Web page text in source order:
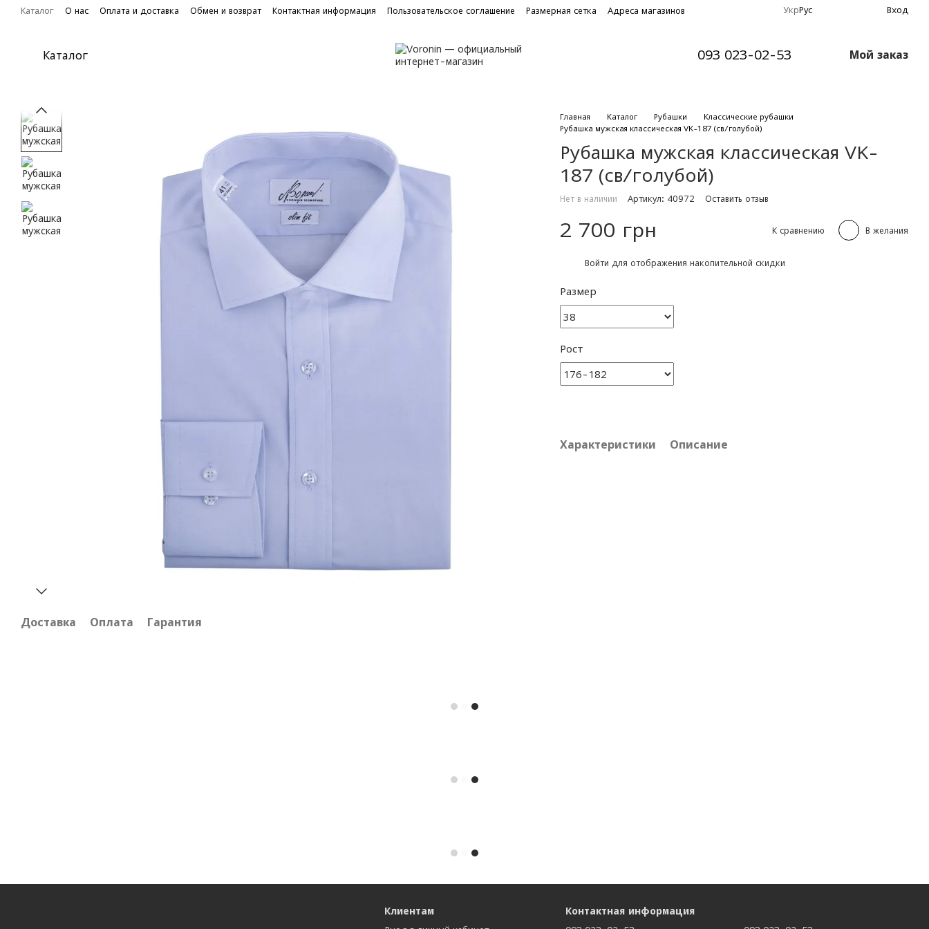
Перейти к основному контенту
Каталог О нас Оплата и доставка Обмен и возврат Контактная информация Пользовательское соглашение Размерная сетка Адреса магазинов УкрРус Вход
Каталог 093 023-02-53 Мой заказ
Доставка Оплата Гарантия
Главная Каталог Рубашки
Классические рубашки
Рубашка мужская классическая VK-187 (св/голубой)
Рубашка мужская классическая VK-
187 (св/голубой)
Нет в наличии Артикул: 40972 Оставить отзыв
2 700 грн К сравнению В желания
Войти для отображения накопительной скидки
Размер
Рост
Характеристики Описание
Клиентам Контактная информация